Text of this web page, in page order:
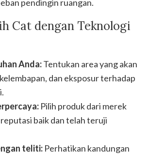
pendingin ruangan.
Cat dengan Teknologi
Anda:Tentukan area yang akan
dan eksposur terhadap
Pilih produk dari merek
baik dan telah teruji
teliti: Perhatikan kandungan